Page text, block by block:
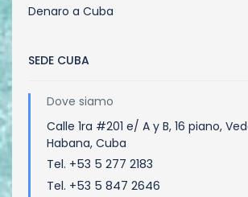
Denaro a Cuba
SEDE CUBA
Dove siamo
Calle 1ra #201 e/ A y B, 16 piano,
Habana, Cuba
Tel. +53 5 277 2183
Tel. +53 5 847 2646